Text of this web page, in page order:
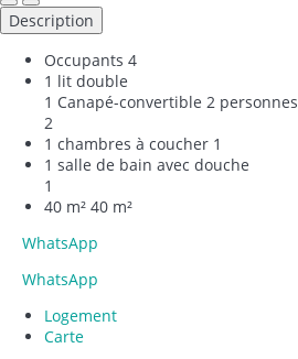
Description
Occupants 4
1 lit double
1 Canapé-convertible 2 personnes
2
1 chambres à coucher 1
1 salle de bain avec douche
1
40 m² 40 m²
WhatsApp
WhatsApp
Logement
Carte